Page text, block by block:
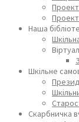
Наша
Шкільне
Скарбничка